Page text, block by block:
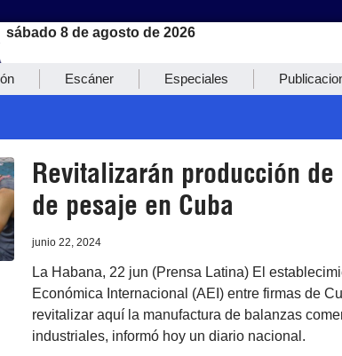
sábado 8 de agosto de 2026
Escáner Especiales
Revitalizarán producción
de pesaje en Cuba
junio 22, 2024
La Habana, 22 jun (Prensa Latina) El
Económica Internacional (AEI) entre firmas de
revitalizar aquí la manufactura de balanzas
industriales, informó hoy un diario nacional.